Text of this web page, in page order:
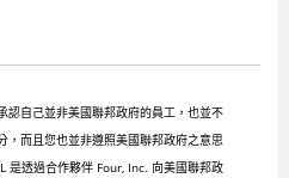
認自己並非美國聯邦政府的員工，也並不
，而且您也並非遵照美國聯邦政府之意思
是透過合作夥伴 Four, Inc. 向美國聯邦政